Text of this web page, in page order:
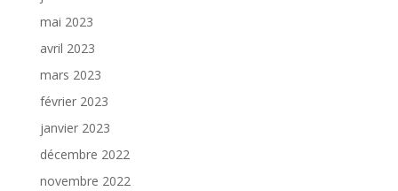
mai 2023
avril 2023
mars 2023
février 2023
janvier 2023
décembre 2022
novembre 2022